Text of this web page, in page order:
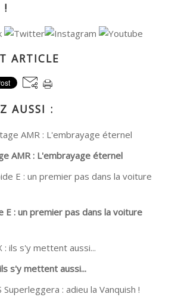
!
ARTICLE
AUSSI :
AMR : L'embrayage éternel
E : un premier pas dans la voiture
s'y mettent aussi...